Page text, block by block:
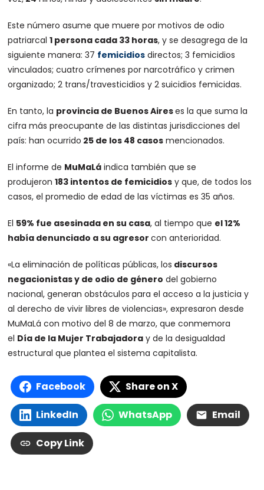
Este número asume que muere por motivos de odio
patriarcal1 persona cada 33 horas, y se desagrega de la
siguiente manera: 37 femicidios directos; 3 femicidios
vinculados; cuatro crímenes por narcotráfico y crimen
organizado; 2 trans/travesticidios y 2 suicidios femicidas.
En tanto, la provincia de Buenos Aireses la que suma la
cifra más preocupante de las distintas jurisdicciones del
país: han ocurrido 25 de los 48 casos mencionados.
El informe de MuMaLá indica también que se
produjeron183 intentos de femicidios y que, de todos los
casos, el promedio de edad de las víctimas es 35 años.
El 59% fue asesinada en su casa, al tiempo que el 12%
había denunciado a su agresorcon anterioridad.
«La eliminación de políticas públicas, los discursos
negacionistas y de odio de género del gobierno
nacional, generan obstáculos para el acceso a la justicia y
al derecho de vivir libres de violencias», expresaron desde
MuMaLá con motivo del 8 de marzo, que conmemora
el Día de la Mujer Trabajadora y de la desigualdad
estructural que plantea el sistema capitalista.
Facebook Share on X
LinkedIn WhatsApp Email
Copy Link